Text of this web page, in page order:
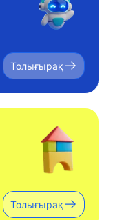
Толығырақ
Толығырақ